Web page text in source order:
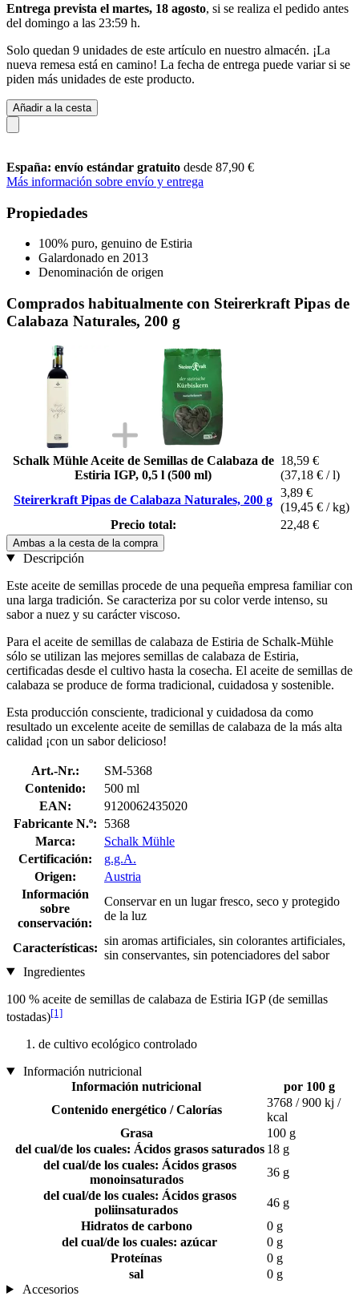
Entrega prevista el martes, 18 agosto, si se realiza el pedido antes
del domingo a las 23:59 h.
Solo quedan 9 unidades de este artículo en nuestro almacén. ¡La
nueva remesa está en camino! La fecha de entrega puede variar si se
piden más unidades de este producto.
Añadir a la cesta
España: envío estándar gratuito desde 87,90 €
Más información sobre envío y entrega
Propiedades
100% puro, genuino de Estiria
Galardonado en 2013
Denominación de origen
Comprados habitualmente con Steirerkraft Pipas de
Calabaza Naturales, 200 g
Schalk Mühle Aceite de Semillas de Calabaza de
Estiria IGP, 0,5 l (500 ml)
18,59 €
(37,18 € / l)
Steirerkraft Pipas de Calabaza Naturales, 200 g
3,89 €
(19,45 € / kg)
Precio total:
22,48 €
Ambas a la cesta de la compra
Descripción
Este aceite de semillas procede de una pequeña empresa familiar con
una larga tradición. Se caracteriza por su color verde intenso, su
sabor a nuez y su carácter viscoso.
Para el aceite de semillas de calabaza de Estiria de Schalk-Mühle
sólo se utilizan las mejores semillas de calabaza de Estiria,
certificadas desde el cultivo hasta la cosecha. El aceite de semillas de
calabaza se produce de forma tradicional, cuidadosa y sostenible.
Esta producción consciente, tradicional y cuidadosa da como
resultado un excelente aceite de semillas de calabaza de la más alta
calidad ¡con un sabor delicioso!
Art.-Nr.:
SM-5368
Contenido:
500 ml
EAN:
9120062435020
Fabricante N.º:
5368
Marca:
Schalk Mühle
Certificación:
g.g.A.
Origen:
Austria
Información
sobre
conservación:
Conservar en un lugar fresco, seco y protegido
de la luz
Características:
sin aromas artificiales, sin colorantes artificiales,
sin conservantes, sin potenciadores del sabor
Ingredientes
100 % aceite de semillas de calabaza de Estiria IGP (de semillas
tostadas)[1]
de cultivo ecológico controlado
Información nutricional
Información nutricional
por 100 g
Contenido energético / Calorías
3768 / 900 kj /
kcal
Grasa
100 g
del cual/de los cuales: Ácidos grasos saturados 18 g
del cual/de los cuales: Ácidos grasos
monoinsaturados
36 g
del cual/de los cuales: Ácidos grasos
poliinsaturados
46 g
Hidratos de carbono
0 g
del cual/de los cuales: azúcar
0 g
Proteínas
0 g
sal
0 g
Accesorios